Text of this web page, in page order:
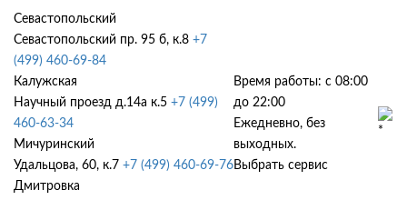
Севастопольский
Севастопольский пр. 95 б, к.8 +7
(499) 460-69-84
Калужская
Научный проезд д.14а к.5 +7 (499)
460-63-34
Мичуринский
Удальцова, 60, к.7 +7 (499) 460-69-76
Дмитровка
Время работы: с 08:00
до 22:00
Ежедневно, без
выходных.
Выбрать сервис